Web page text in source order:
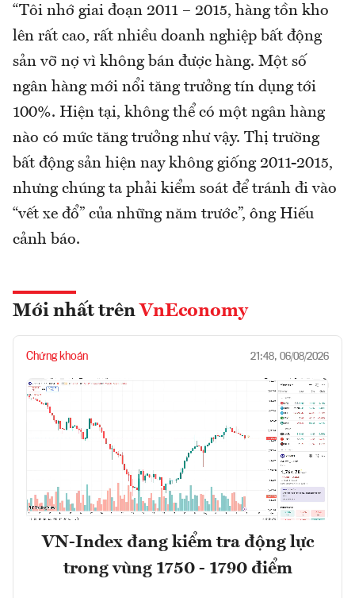
“Tôi nhớ giai đoạn 2011 – 2015, hàng tồn kho
lên rất cao, rất nhiều doanh nghiệp bất động
sản vỡ nợ vì không bán được hàng. Một số
ngân hàng mới nổi tăng trưởng tín dụng tới
100%. Hiện tại, không thể có một ngân hàng
nào có mức tăng trưởng như vậy. Thị trường
bất động sản hiện nay không giống 2011-2015,
nhưng chúng ta phải kiểm soát để tránh đi vào
“vết xe đổ” của những năm trước”, ông Hiếu
cảnh báo.
Mới nhất trên VnEconomy
Chứng khoán 21:48, 06/08/2026
VN-Index đang kiểm tra động lực
trong vùng 1750 - 1790 điểm